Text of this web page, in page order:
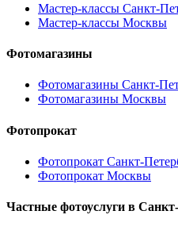
Мастер-классы Санкт-
Мастер-классы Москвы
Фотомагазины
Фотомагазины Санкт-
Фотомагазины Москвы
Фотопрокат
Фотопрокат Санкт-
Фотопрокат Москвы
Частные фотоуслуги в